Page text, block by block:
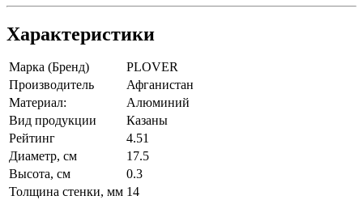
Характеристики
Марка (Бренд)
PLOVER
Производитель
Афганистан
Материал:
Алюминий
Вид продукции
Казаны
Рейтинг
4.51
Диаметр, см
17.5
Высота, см
0.3
Толщина стенки, мм 14